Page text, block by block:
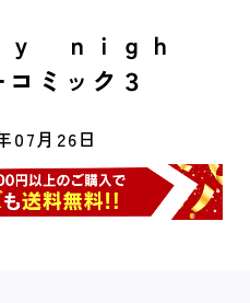
ｙ ｎｉｇｈ
ミック３
07月26日